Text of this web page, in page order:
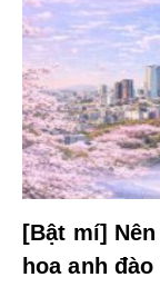
[Bật mí]
hoa anh đào